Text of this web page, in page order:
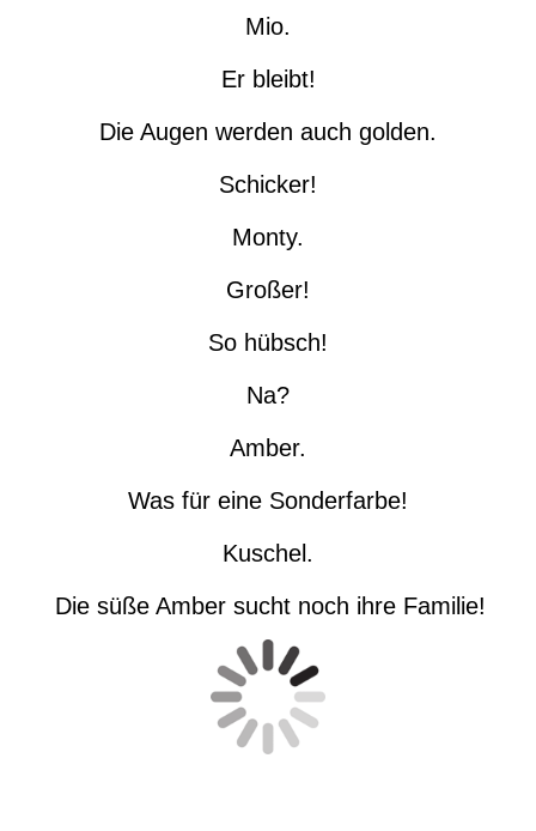
Mio.
Er bleibt!
Die Augen werden auch golden.
Schicker!
Monty.
Großer!
So hübsch!
Na?
Amber.
Was für eine Sonderfarbe!
Kuschel.
Die süße Amber sucht noch ihre Familie!